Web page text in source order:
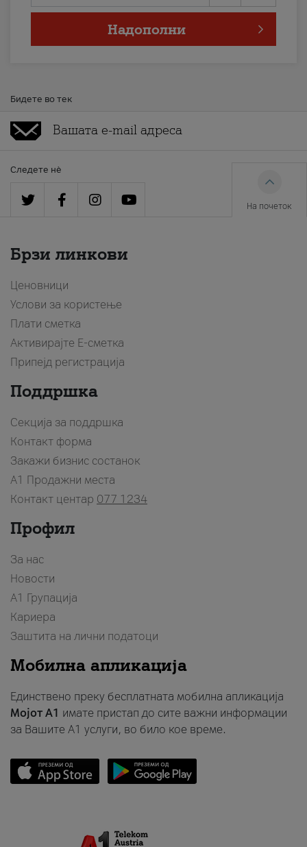
Надополни
Бидете во тек
Следете нè
На почеток
Брзи линкови
Ценовници
Услови за користење
Плати сметка
Активирајте Е-сметка
Припејд регистрација
Поддршка
Секција за поддршка
Контакт форма
Закажи бизнис состанок
A1 Продажни места
Контакт центар 077 1234
Профил
За нас
Новости
А1 Групација
Кариера
Заштита на лични податоци
Мобилна апликација
Единствено преку бесплатната мобилна апликација
Мојот A1 имате пристап до сите важни информации
за Вашите A1 услуги, во било кое време.